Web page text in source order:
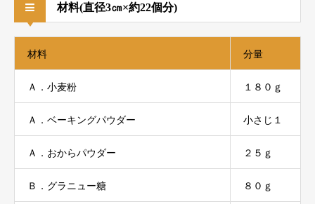
材料(直径3㎝×約22個分)
材料 分量
Ａ．小麦粉 １８０ｇ
Ａ．ベーキングパウダー 小さじ１
Ａ．おからパウダー ２５ｇ
Ｂ．グラニュー糖 ８０ｇ